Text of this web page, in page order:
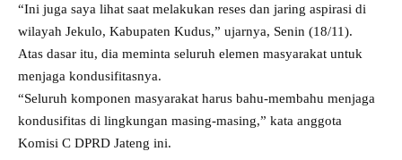
“Ini juga saya lihat saat melakukan reses dan jaring aspirasi di
wilayah Jekulo, Kabupaten Kudus,” ujarnya, Senin (18/11).
Atas dasar itu, dia meminta seluruh elemen masyarakat untuk
menjaga kondusifitasnya.
“Seluruh komponen masyarakat harus bahu-membahu menjaga
kondusifitas di lingkungan masing-masing,” kata anggota
Komisi C DPRD Jateng ini.